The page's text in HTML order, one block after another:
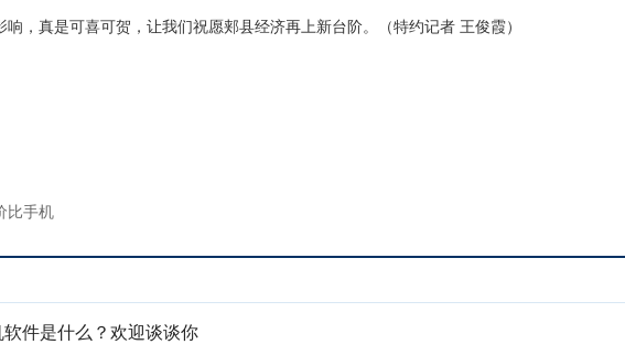
，真是可喜可贺，让我们祝愿郏县经济再上新台阶。（特约记者 王俊霞）
比手机
件是什么？欢迎谈谈你